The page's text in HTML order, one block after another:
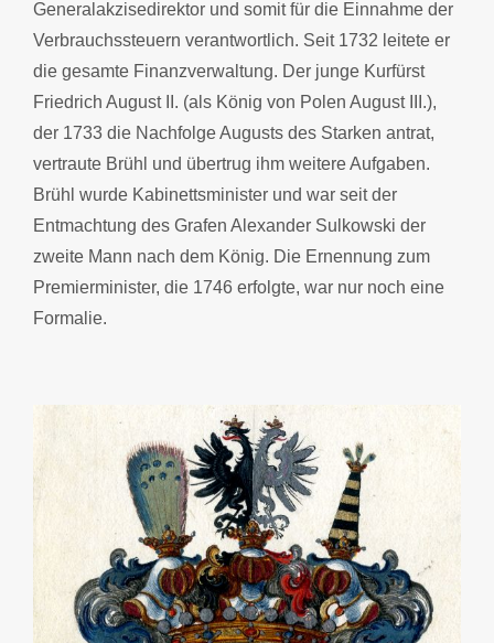
Generalakzisedirektor und somit für die Einnahme der
Verbrauchssteuern verantwortlich. Seit 1732 leitete er
die gesamte Finanzverwaltung. Der junge Kurfürst
Friedrich August II. (als König von Polen August III.),
der 1733 die Nachfolge Augusts des Starken antrat,
vertraute Brühl und übertrug ihm weitere Aufgaben.
Brühl wurde Kabinettsminister und war seit der
Entmachtung des Grafen Alexander Sulkowski der
zweite Mann nach dem König. Die Ernennung zum
Premierminister, die 1746 erfolgte, war nur noch eine
Formalie.